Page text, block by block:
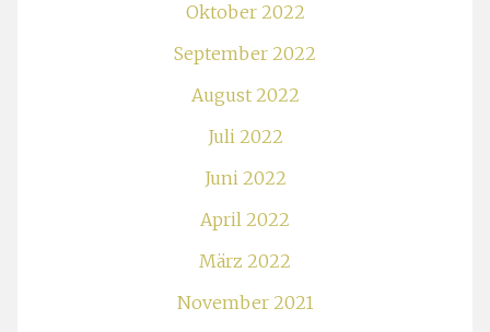
Oktober 2022
September 2022
August 2022
Juli 2022
Juni 2022
April 2022
März 2022
November 2021